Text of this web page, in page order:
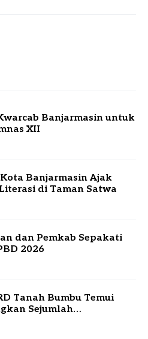
Banjarmasin untuk
XII
Banjarmasin Ajak
di Taman Satwa
dan Pemkab Sepakati
2026
Tanah Bumbu Temui
Sejumlah